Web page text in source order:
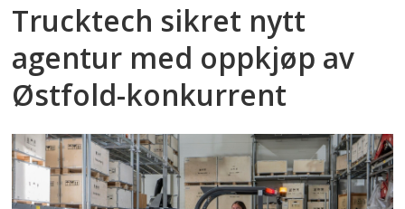
Trucktech sikret nytt
agentur med oppkjøp av
Østfold-konkurrent